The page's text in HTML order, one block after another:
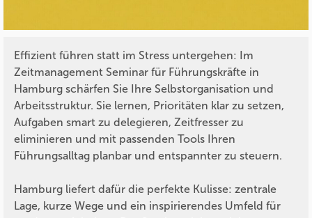
Effizient führen statt im Stress untergehen: Im
Zeitmanagement Seminar für Führungskräfte in
Hamburg schärfen Sie Ihre Selbstorganisation und
Arbeitsstruktur. Sie lernen, Prioritäten klar zu setzen,
Aufgaben smart zu delegieren, Zeitfresser zu
eliminieren und mit passenden Tools Ihren
Führungsalltag planbar und entspannter zu steuern.
Hamburg liefert dafür die perfekte Kulisse: zentrale
Lage, kurze Wege und ein inspirierendes Umfeld für